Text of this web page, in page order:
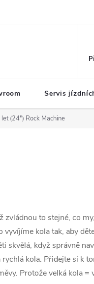
Servis
(24") Rock Machine
to stejné, co
kola tak, aby
skvělá, když správně
kola. Přidejte si k
Protože velká kola =